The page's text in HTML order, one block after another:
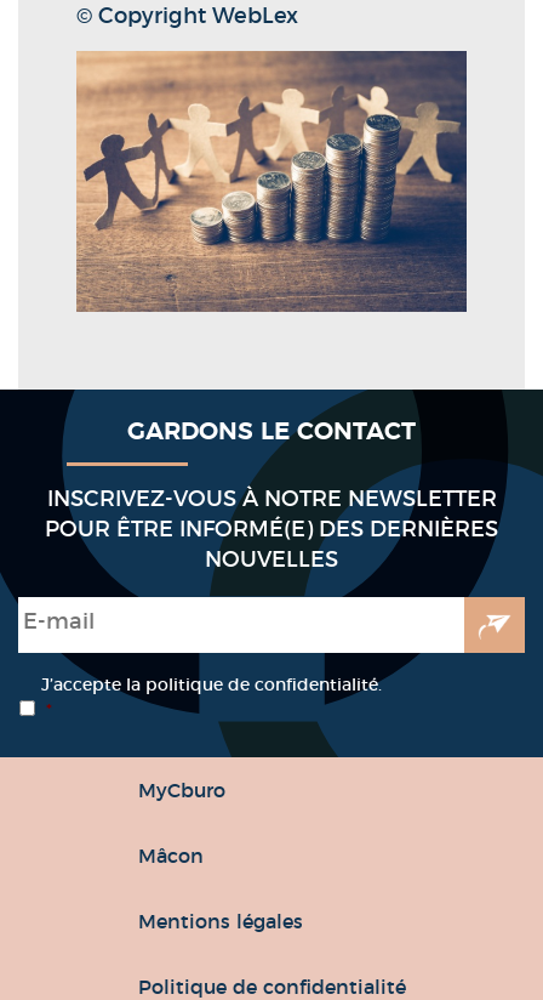
© Copyright WebLex
GARDONS LE CONTACT
INSCRIVEZ-VOUS À NOTRE NEWSLETTER
POUR ÊTRE INFORMÉ(E) DES DERNIÈRES
NOUVELLES
E-mail
RGPD *
J’accepte la politique de confidentialité.
*
MyCburo
Mâcon
Mentions légales
Politique de confidentialité